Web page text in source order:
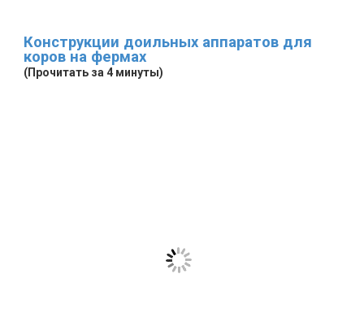
Конструкции доильных аппаратов для
коров на фермах
(Прочитать за 4 минуты)